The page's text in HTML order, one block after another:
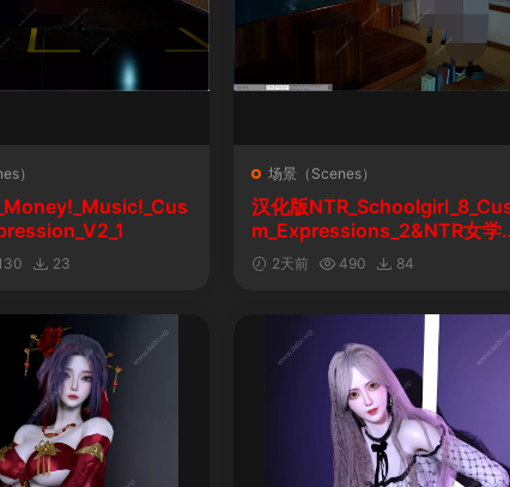
）
23
场景（Scenes）
汉化版
m_Expressions_2&NTR女学
自定义表情
2天前 490 84